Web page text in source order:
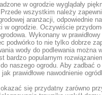
w ogrodzie wyglądały
wszystkim należy
aranżacji, odpowiednie
ogrodzie. Oczywiście
Wykonany w
podwórko to nie tylko dobrze
wody do podlewania
bardzo popularnym
do naszego ogrodu. Aby zadbać
prawidłowe nawodnienie
się przydatny zarówno